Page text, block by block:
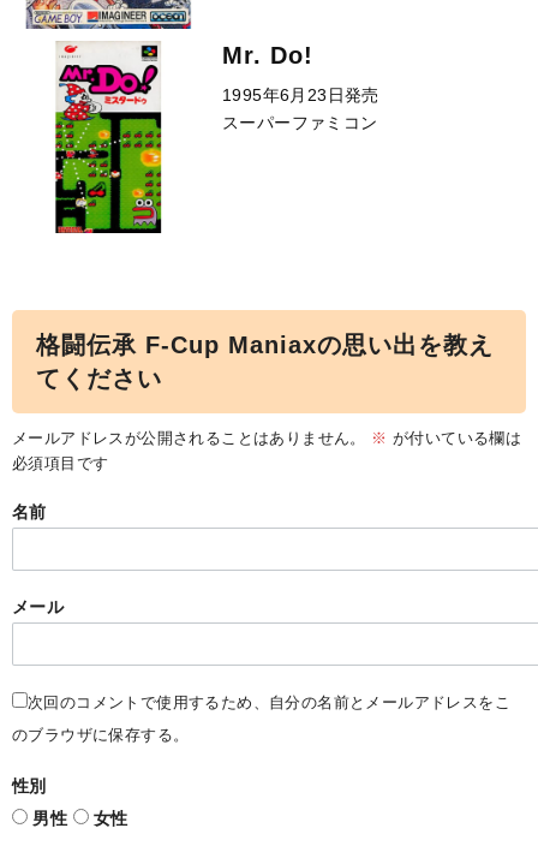
Mr. Do!
1995年6月23日発売
スーパーファミコン
格闘伝承 F-Cup Maniaxの思い出を教え
てください
メールアドレスが公開されることはありません。 ※ が付いている欄は
必須項目です
名前
メール
次回のコメントで使用するため、自分の名前とメールアドレスをこ
のブラウザに保存する。
性別
男性
女性